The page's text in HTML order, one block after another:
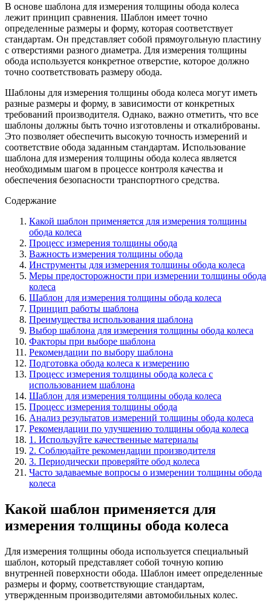
В основе шаблона для измерения толщины обода колеса
лежит принцип сравнения. Шаблон имеет точно
определенные размеры и форму, которая соответствует
стандартам. Он представляет собой прямоугольную пластину
с отверстиями разного диаметра. Для измерения толщины
обода используется конкретное отверстие, которое должно
точно соответствовать размеру обода.
Шаблоны для измерения толщины обода колеса могут иметь
разные размеры и форму, в зависимости от конкретных
требований производителя. Однако, важно отметить, что все
шаблоны должны быть точно изготовлены и откалиброваны.
Это позволяет обеспечить высокую точность измерений и
соответствие обода заданным стандартам. Использование
шаблона для измерения толщины обода колеса является
необходимым шагом в процессе контроля качества и
обеспечения безопасности транспортного средства.
Содержание
Какой шаблон применяется для измерения толщины
обода колеса
Процесс измерения толщины обода
Важность измерения толщины обода
Инструменты для измерения толщины обода колеса
Меры предосторожности при измерении толщины обода
колеса
Шаблон для измерения толщины обода колеса
Принцип работы шаблона
Преимущества использования шаблона
Выбор шаблона для измерения толщины обода колеса
Факторы при выборе шаблона
Рекомендации по выбору шаблона
Подготовка обода колеса к измерению
Процесс измерения толщины обода колеса с
использованием шаблона
Шаблон для измерения толщины обода колеса
Процесс измерения толщины обода
Анализ результатов измерений толщины обода колеса
Рекомендации по улучшению толщины обода колеса
1. Используйте качественные материалы
2. Соблюдайте рекомендации производителя
3. Периодически проверяйте обод колеса
Часто задаваемые вопросы о измерении толщины обода
колеса
Какой шаблон применяется для
измерения толщины обода колеса
Для измерения толщины обода используется специальный
шаблон, который представляет собой точную копию
внутренней поверхности обода. Шаблон имеет определенные
размеры и форму, соответствующие стандартам,
утвержденным производителями автомобильных колес.